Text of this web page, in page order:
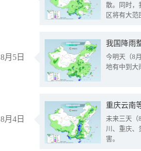
散。同时，
区将有大范
8月5日
我国降雨
今明天（8
地有中到大
8月4日
重庆云南
未来三天（
川、重庆、
害。